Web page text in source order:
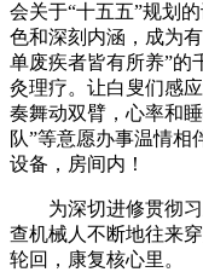
会关于“十五五”规划
色和深刻内涵，成为
单废疾者皆有所养”的
灸理疗。让白叟们感
奏舞动双臂，心率和
队”等意愿办事温情相
设备，房间内！
为深切进修贯彻习
查机械人不断地往来
轮回，康复核心里。